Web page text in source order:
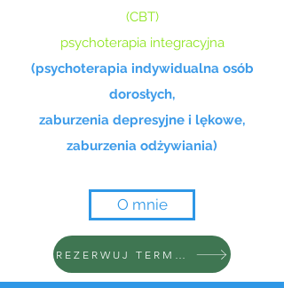
(CBT)
psychoterapia integracyjna
(psychoterapia indywidualna osób
dorosłych,
zaburzenia depresyjne i lękowe,
zaburzenia odżywiania)
O mnie
REZERWUJ TERMIN